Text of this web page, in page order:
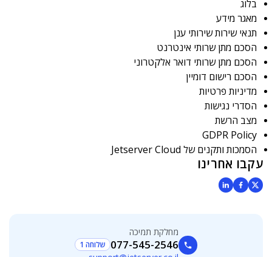
בלוג
מאגר מידע
תנאי שירות שירותי ענן
הסכם מתן שרותי אינטרנט
הסכם מתן שרותי דואר אלקטרוני
הסכם רישום דומיין
מדיניות פרטיות
הסדרי נגישות
מצב הרשת
GDPR Policy
הסמכות ותקנים של Jetserver Cloud
עקבו אחרינו
מחלקת תמיכה
077-545-2546 שלוחה 1